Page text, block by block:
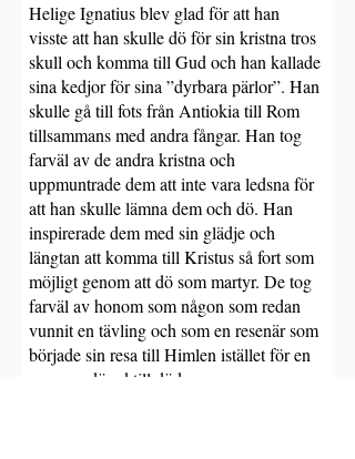
Helige Ignatius blev glad för att han
visste att han skulle dö för sin kristna tros
skull och komma till Gud och han kallade
sina kedjor för sina ”dyrbara pärlor”. Han
skulle gå till fots från Antiokia till Rom
tillsammans med andra fångar. Han tog
farväl av de andra kristna och
uppmuntrade dem att inte vara ledsna för
att han skulle lämna dem och dö. Han
inspirerade dem med sin glädje och
längtan att komma till Kristus så fort som
möjligt genom att dö som martyr. De tog
farväl av honom som någon som redan
vunnit en tävling och som en resenär som
började sin resa till Himlen istället för en
som var dömd till döden.